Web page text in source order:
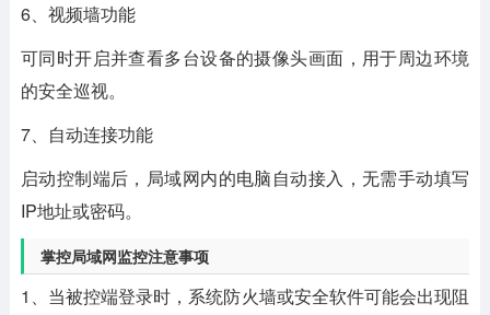
6、视频墙功能
可同时开启并查看多台设备的摄像头画面，用于周边环境
的安全巡视。
7、自动连接功能
启动控制端后，局域网内的电脑自动接入，无需手动填写
IP地址或密码。
掌控局域网监控注意事项
1、当被控端登录时，系统防火墙或安全软件可能会出现阻